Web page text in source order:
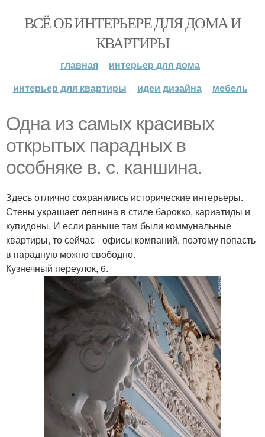
ВСЁ ОБ ИНТЕРЬЕРЕ ДЛЯ ДОМА И
КВАРТИРЫ
главная
интерьер для дома
интерьер для квартиры
идеи дизайна мебель
Одна из самых красивых
открытых парадных в
особняке в. с. каншина.
Здесь отлично сохранились исторические интерьеры.
Стены украшает лепнина в стиле барокко, кариатиды и
купидоны. И если раньше там были коммунальные
квартиры, то сейчас - офисы компаний, поэтому попасть
в парадную можно свободно.
Кузнечный переулок, 6.